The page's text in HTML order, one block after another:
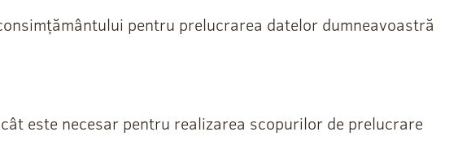
pentru prelucrarea datelor dumneavoastră
este necesar pentru realizarea scopurilor de prelucrare